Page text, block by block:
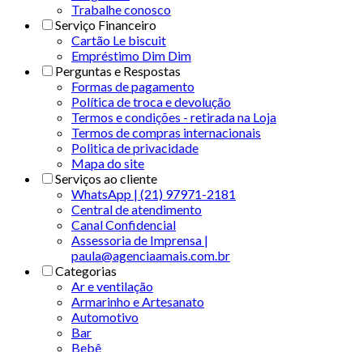
Trabalhe conosco
Serviço Financeiro
Cartão Le biscuit
Empréstimo Dim Dim
Perguntas e Respostas
Formas de pagamento
Política de troca e devolução
Termos e condições - retirada na Loja
Termos de compras internacionais
Politica de privacidade
Mapa do site
Serviços ao cliente
WhatsApp | (21) 97971-2181
Central de atendimento
Canal Confidencial
Assessoria de Imprensa |
paula@agenciaamais.com.br
Categorias
Ar e ventilação
Armarinho e Artesanato
Automotivo
Bar
Bebê